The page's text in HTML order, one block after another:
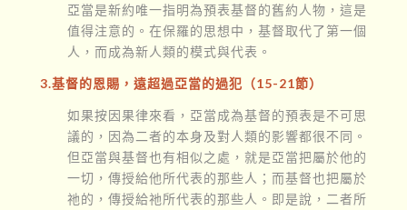
亞當是新約唯一指明為預表基督的舊約人物，這是
值得注意的。在保羅的思想中，基督取代了第一個
人，而成為新人類的模式與代表。
3.基督的恩賜，遠超過亞當的過犯（15-21節）
如果按因果律來看，亞當成為基督的預表是不可思
議的，因為二者的本身及對人類的影響都很不同。
但亞當與基督也有相似之處，就是亞當把屬於他的
一切，傳授給他所代表的那些人；而基督也把屬於
祂的，傳授給祂所代表的那些人。即是說，二者所